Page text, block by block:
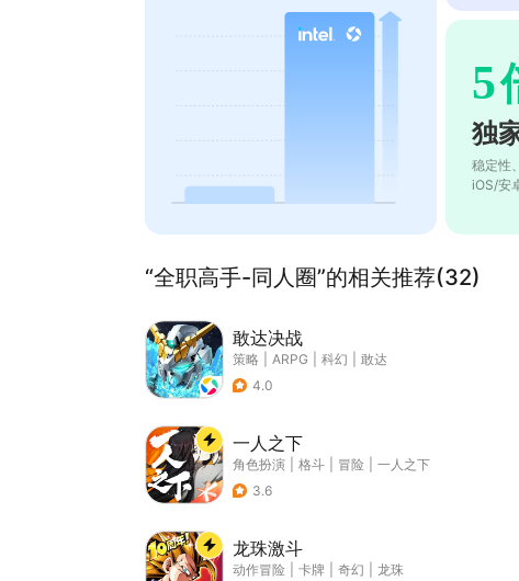
5
独
稳定性
iOS/安
“全职高手-同人圈”的相关推荐(32)
敢达决战
策略 ARPG 科幻
敢达
4.0
一人之下
角色扮演 格斗 冒险
一人之下
3.6
龙珠激斗
动作冒险 卡牌 奇幻
龙珠